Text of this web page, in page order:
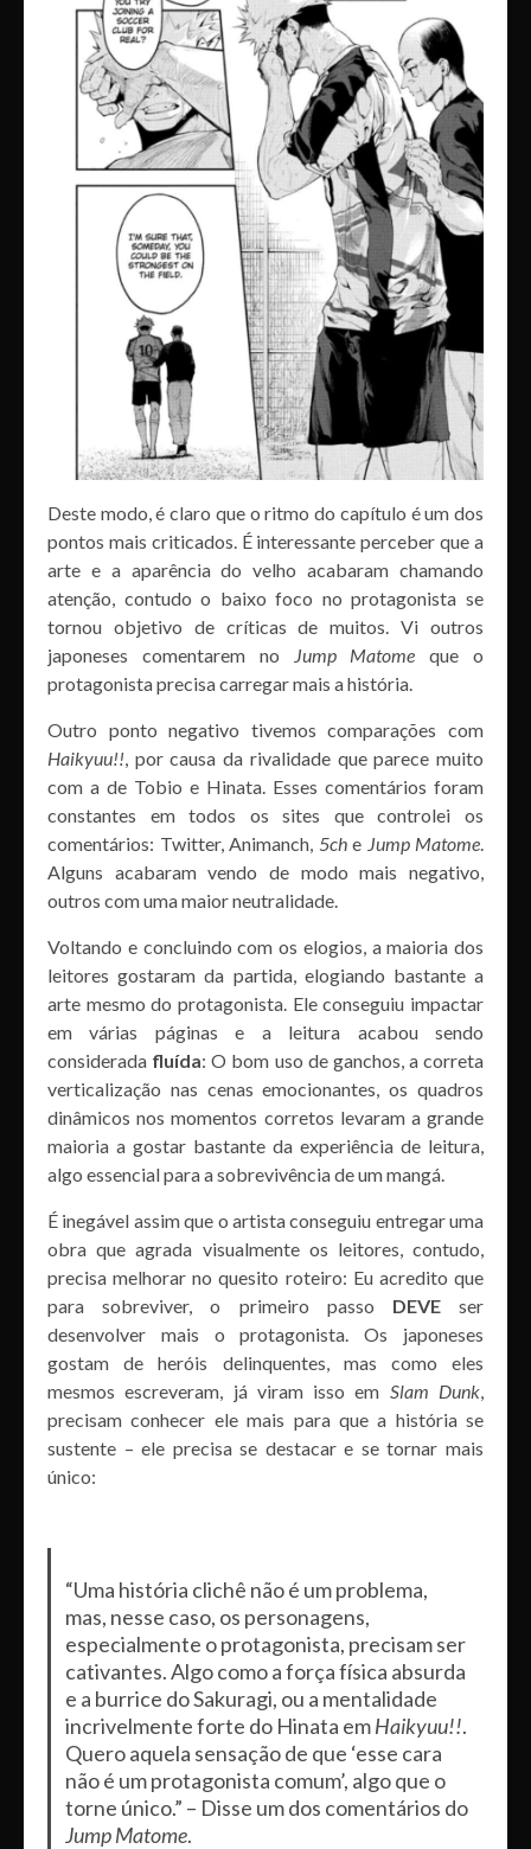
Deste modo, é claro que o ritmo do capítulo é um dos
pontos mais criticados. É interessante perceber que a
arte e a aparência do velho acabaram chamando
atenção, contudo o baixo foco no protagonista se
tornou objetivo de críticas de muitos. Vi outros
japoneses comentarem no
Jump Matome que o
protagonista precisa carregar mais a história.
Outro ponto negativo tivemos comparações com
Haikyuu!!, por causa da rivalidade que parece muito
com a de Tobio e Hinata. Esses comentários foram
constantes em todos os sites que controlei os
comentários: Twitter, Animanch, 5che Jump Matome.
Alguns acabaram vendo de modo mais negativo,
outros com uma maior neutralidade.
Voltando e concluindo com os elogios, a maioria dos
leitores gostaram da partida, elogiando bastante a
arte mesmo do protagonista. Ele conseguiu impactar
em várias páginas e a leitura acabou sendo
considerada fluída: O bom uso de ganchos, a correta
verticalização nas cenas emocionantes, os quadros
dinâmicos nos momentos corretos levaram a grande
maioria a gostar bastante da experiência de leitura,
algo essencial para a sobrevivência de um mangá.
É inegável assim que o artista conseguiu entregar uma
obra que agrada visualmente os leitores, contudo,
precisa melhorar no quesito roteiro: Eu acredito que
para sobreviver, o primeiro passo DEVEser
desenvolver mais o protagonista. Os japoneses
gostam de heróis delinquentes, mas como eles
mesmos escreveram, já viram isso em Slam Dunk,
precisam conhecer ele mais para que a história se
sustente – ele precisa se destacar e se tornar mais
único:
“Uma história clichê não é um problema,
mas, nesse caso, os personagens,
especialmente o protagonista, precisam ser
cativantes. Algo como a força física absurda
e a burrice do Sakuragi, ou a mentalidade
incrivelmente forte do Hinata emHaikyuu!!.
Quero aquela sensação de que ‘esse cara
não é um protagonista comum’, algo que o
torne único.” – Disse um dos comentários do
Jump Matome.